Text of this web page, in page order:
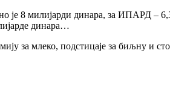
је 8 милијарди динара, за ИПАРД –
динара…
за млеко, подстицаје за биљну и